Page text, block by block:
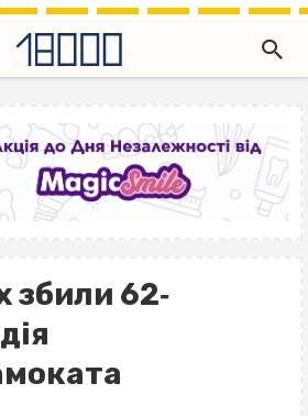
збили 62‐